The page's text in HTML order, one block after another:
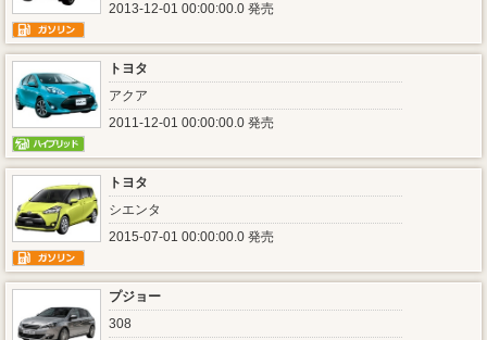
2013-12-01 00:00:00.0 発売
トヨタ
アクア
2011-12-01 00:00:00.0 発売
トヨタ
シエンタ
2015-07-01 00:00:00.0 発売
プジョー
308